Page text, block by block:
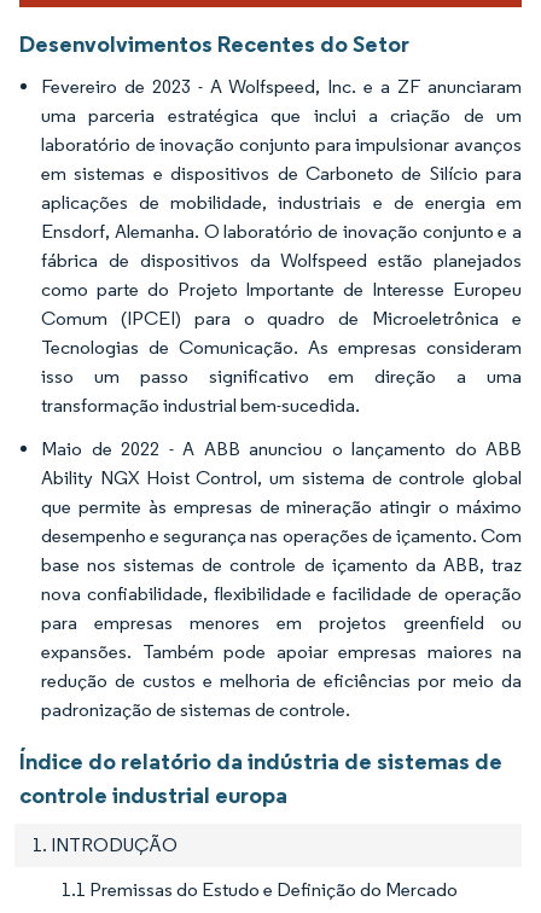
Desenvolvimentos Recentes do Setor
Fevereiro de 2023 - A Wolfspeed, Inc. e a ZF anunciaram
uma parceria estratégica que inclui a criação de um
laboratório de inovação conjunto para impulsionar avanços
em sistemas e dispositivos de Carboneto de Silício para
aplicações de mobilidade, industriais e de energia em
Ensdorf, Alemanha. O laboratório de inovação conjunto e a
fábrica de dispositivos da Wolfspeed estão planejados
como parte do Projeto Importante de Interesse Europeu
Comum (IPCEI) para o quadro de Microeletrônica e
Tecnologias de Comunicação. As empresas consideram
isso um passo significativo em direção a uma
transformação industrial bem-sucedida.
Maio de 2022 - A ABB anunciou o lançamento do ABB
Ability NGX Hoist Control, um sistema de controle global
que permite às empresas de mineração atingir o máximo
desempenho e segurança nas operações de içamento. Com
base nos sistemas de controle de içamento da ABB, traz
nova confiabilidade, flexibilidade e facilidade de operação
para empresas menores em projetos greenfield ou
expansões. Também pode apoiar empresas maiores na
redução de custos e melhoria de eficiências por meio da
padronização de sistemas de controle.
Índice do relatório da indústria de sistemas de
controle industrial europa
1. INTRODUÇÃO
1.1 Premissas do Estudo e Definição do Mercado